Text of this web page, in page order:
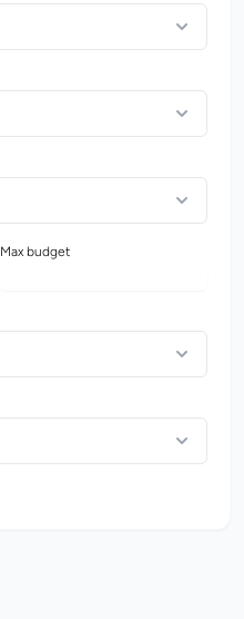
Max budget